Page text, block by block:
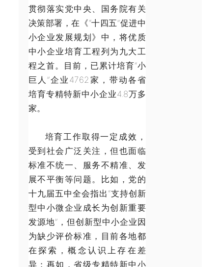
贯彻落实党中央、国务院有关
决策部署，在《“十四五”促进中
小企业发展规划》中，将优质
中小企业培育工程列为九大工
程之首。目前，已累计培育“小
巨人”企业4762家，带动各省
培育专精特新中小企业4.8万多
家。
培育工作取得一定成效，
受到社会广泛关注，但也面临
标准不统一、服务不精准、发
展不平衡等问题。比如，党的
十九届五中全会指出“支持创新
型中小微企业成长为创新重要
发源地”，但创新型中小企业因
为缺少评价标准，目前各地都
在探索，概念认识上存在差
异；再如，省级专精特新中小